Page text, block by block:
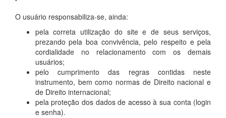
O usuário responsabiliza-se, ainda:
pela correta utilização do site e de seus serviços,
prezando pela boa convivência, pelo respeito e pela
cordialidade no relacionamento com os demais
usuários;
pelo cumprimento das regras contidas neste
instrumento, bem como normas de Direito nacional e
de Direito internacional;
pela proteção dos dados de acesso à sua conta (login
e senha).